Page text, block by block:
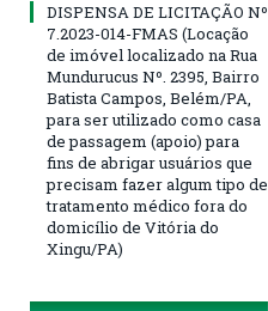
DISPENSA DE LICITAÇÃO Nº
7.2023-014-FMAS (Locação
de imóvel localizado na Rua
Mundurucus Nº. 2395, Bairro
Batista Campos, Belém/PA,
para ser utilizado como casa
de passagem (apoio) para
fins de abrigar usuários que
precisam fazer algum tipo de
tratamento médico fora do
domicílio de Vitória do
Xingu/PA)